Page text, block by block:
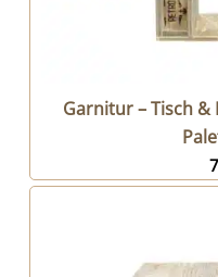
Garnitur – Tisch &